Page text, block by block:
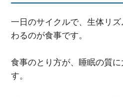
一日のサイクルで、生体リ
わるのが食事です。
食事のとり方が、睡眠の質
す。